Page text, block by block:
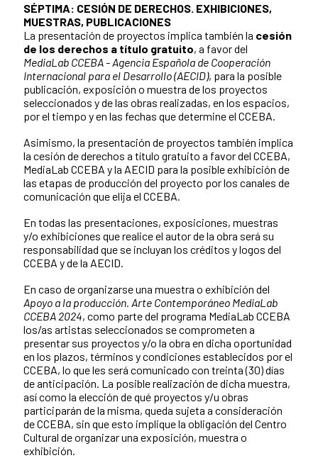
SÉPTIMA: CESIÓN DE DERECHOS. EXHIBICIONES,
MUESTRAS, PUBLICACIONES
La presentación de proyectos implica también la cesión
de los derechos a título gratuito, a favor del
MediaLab CCEBA - Agencia Española de Cooperación
Internacional para el Desarrollo (AECID), para la posible
publicación, exposición o muestra de los proyectos
seleccionados y de las obras realizadas, en los espacios,
por el tiempo y en las fechas que determine el CCEBA.
Asimismo, la presentación de proyectos también implica
la cesión de derechos a título gratuito a favor del CCEBA,
MediaLab CCEBA y la AECID para la posible exhibición de
las etapas de producción del proyecto por los canales de
comunicación que elija el CCEBA.
En todas las presentaciones, exposiciones, muestras
y/o exhibiciones que realice el autor de la obra será su
responsabilidad que se incluyan los créditos y logos del
CCEBA y de la AECID.
En caso de organizarse una muestra o exhibición del
Apoyo a la producción. Arte Contemporáneo MediaLab
CCEBA 2024, como parte del programa MediaLab CCEBA
los/as artistas seleccionados se comprometen a
presentar sus proyectos y/o la obra en dicha oportunidad
en los plazos, términos y condiciones establecidos por el
CCEBA, lo que les será comunicado con treinta (30) días
de anticipación. La posible realización de dicha muestra,
así como la elección de qué proyectos y/u obras
participarán de la misma, queda sujeta a consideración
de CCEBA, sin que esto implique la obligación del Centro
Cultural de organizar una exposición, muestra o
exhibición.